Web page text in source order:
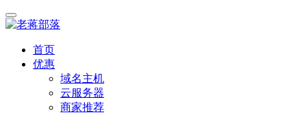
首页
优惠
域名主机
云服务器
商家推荐